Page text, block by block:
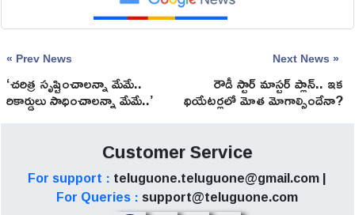
« Prev News
‘చరిత్ర సృష్టించాలన్నా మేమే..
రికార్డులు సాధించాలన్నా మేమే..’
Next News »
రౌడీ స్టార్ మాస్టర్ ప్లాన్.. ఇక
థియేటర్లలో మోత మోగాల్సిందేనా?
Customer Service
For support : teluguone.teluguone@gmail.com |
For Queries : support@teluguone.com